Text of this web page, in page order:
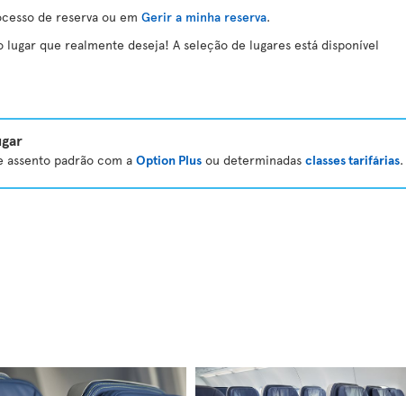
de reserva ou em Gerir a minha reserva.
que realmente deseja! A seleção de lugares está disponível
assento padrão com a Option Plus ou determinadas classes tarifárias.